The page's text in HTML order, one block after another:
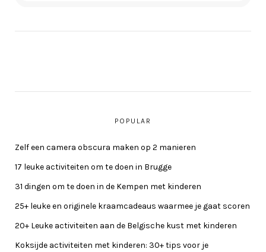
POPULAR
Zelf een camera obscura maken op 2 manieren
17 leuke activiteiten om te doen in Brugge
31 dingen om te doen in de Kempen met kinderen
25+ leuke en originele kraamcadeaus waarmee je gaat scoren
20+ Leuke activiteiten aan de Belgische kust met kinderen
Koksijde activiteiten met kinderen: 30+ tips voor je